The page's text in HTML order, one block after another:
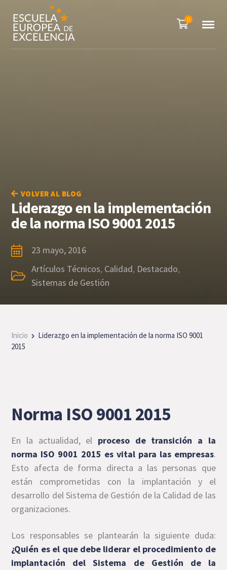
0
VOLVER AL BLOG
Liderazgo en la implementación
de la norma ISO 9001 2015
23 mayo, 2016
Artículos Técnicos, Calidad, Destacado,
Sistemas de Gestión
Inicio
Liderazgo en la implementación de la norma ISO 9001
2015
Norma ISO 9001 2015
En la actualidad, el proceso de transición a la
norma ISO 9001 2015 es vital para las empresas.
Esto afecta de forma directa a las personas que
están comprometidas con la implantación y el
desarrollo del Sistema de Gestión de la Calidad de las
organizaciones.
Los responsables se plantearán la siguiente duda:
¿Quién es el que debe liderar el procedimiento de
implantación del Sistema de Gestión de la